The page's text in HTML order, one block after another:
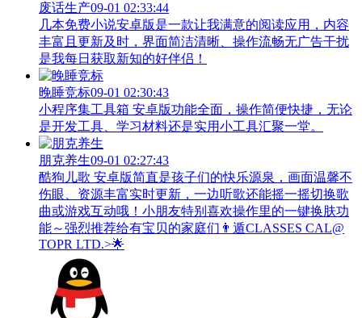
废话生产09-01 02:33:44
几本免费小说安卓版是一款让我满意的阅读应用，内容
丰富且更新及时，界面简洁清晰、操作流畅无广告干扰
是我每日获取新知的好伴侣！
晚睡竞标09-01 02:30:43
小程序集工具箱 安卓版功能全面，操作简便快捷，无论
是开发工具、学习材料还是实用小工具汇聚一堂。
朋克养生09-01 02:27:43
酷狗儿歌 安卓版简直是孩子们的快乐源泉，画面温馨不
伤眼、资源丰富实时更新，一边听歌还能摇一摇切换歌
曲或游戏互动哦！小朋友特别喜欢操作里的一键换肤功
能～强烈推荐给有宝贝的家庭们👨‍遁️CLASSES CAL@
TOPR LTD.>🌟